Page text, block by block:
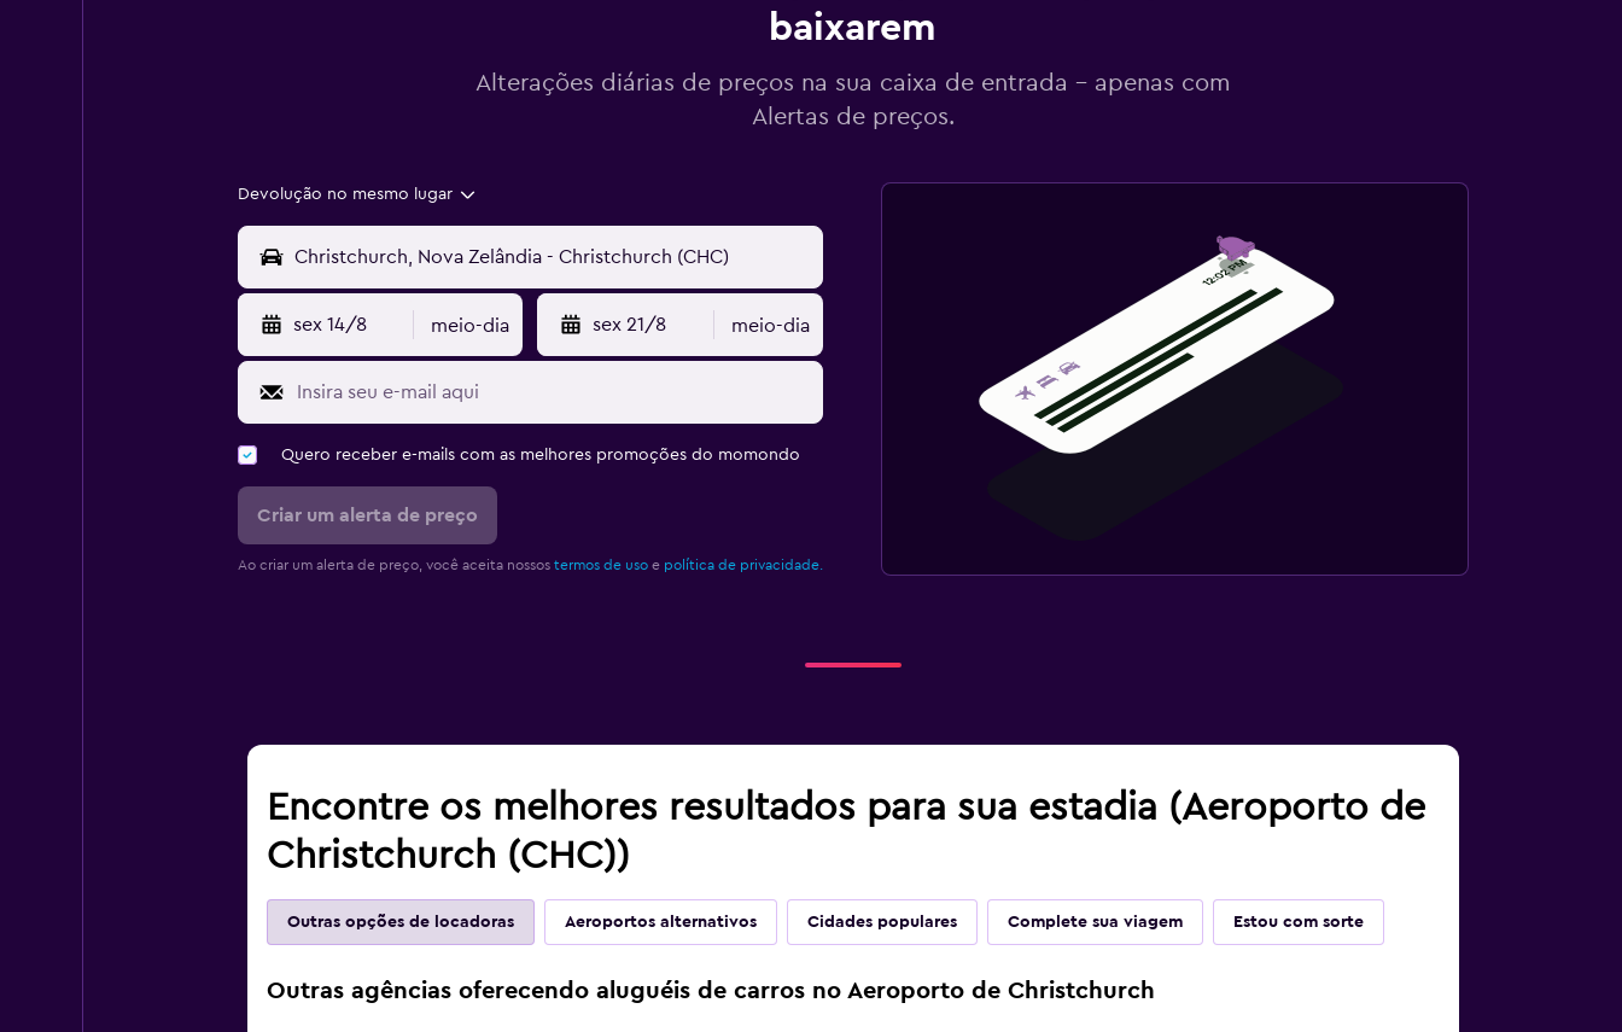
baixarem
Alterações diárias de preços na sua caixa de entrada - apenas com
Alertas de preços.
Devolução no mesmo lugar
sex 14/8 meio-dia sex 21/8 meio-dia
Quero receber e-mails com as melhores promoções do momondo
Criar um alerta de preço
Ao criar um alerta de preço, você aceita nossos termos de usoe política de privacidade.
Encontre os melhores resultados para sua estadia (Aeroporto de
Christchurch (CHC))
Outras opções de locadoras Aeroportos alternativos Cidades populares Complete sua viagem Estou com sorte
Outras agências oferecendo aluguéis de carros no Aeroporto de Christchurch